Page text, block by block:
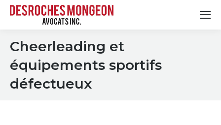
Cheerleading et
équipements sportifs
défectueux